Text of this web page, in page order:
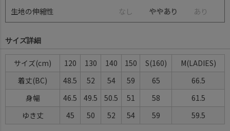
生地の伸縮性 な し ややあり あ り
サイズ詳細
サイズ(cm) 120 130 140 150 S(160)
M(LADIES)
着丈(BC)
48.5 52 54 59 65
66.5
身幅
46.5 49.5 50.5 51 58
61.5
ゆき丈
45 50 52 54 59 59.5